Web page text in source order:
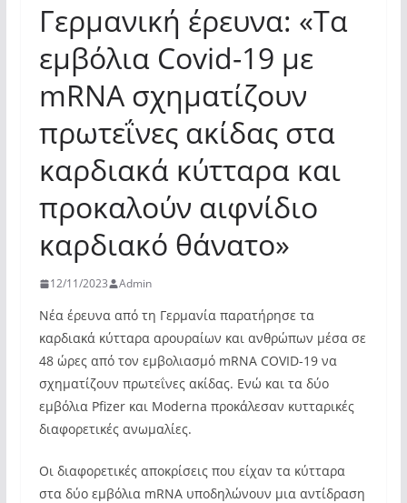
Γερμανική έρευνα: «Τα
εμβόλια Covid-19 με
mRNA σχηματίζουν
πρωτεΐνες ακίδας στα
καρδιακά κύτταρα και
προκαλούν αιφνίδιο
καρδιακό θάνατο»
12/11/2023 Admin
Νέα έρευνα από τη Γερμανία παρατήρησε τα
καρδιακά κύτταρα αρουραίων και ανθρώπων μέσα σε
48 ώρες από τον εμβολιασμό mRNA COVID-19 να
σχηματίζουν πρωτεΐνες ακίδας. Ενώ και τα δύο
εμβόλια Pfizer και Moderna προκάλεσαν κυτταρικές
διαφορετικές ανωμαλίες.
Οι διαφορετικές αποκρίσεις που είχαν τα κύτταρα
στα δύο εμβόλια mRNA υποδηλώνουν μια αντίδραση